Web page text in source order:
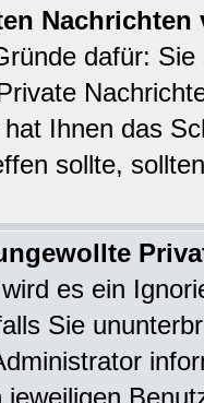
Nachrichten
dafür:
Ihnen das
sollte,
es ein
Sie